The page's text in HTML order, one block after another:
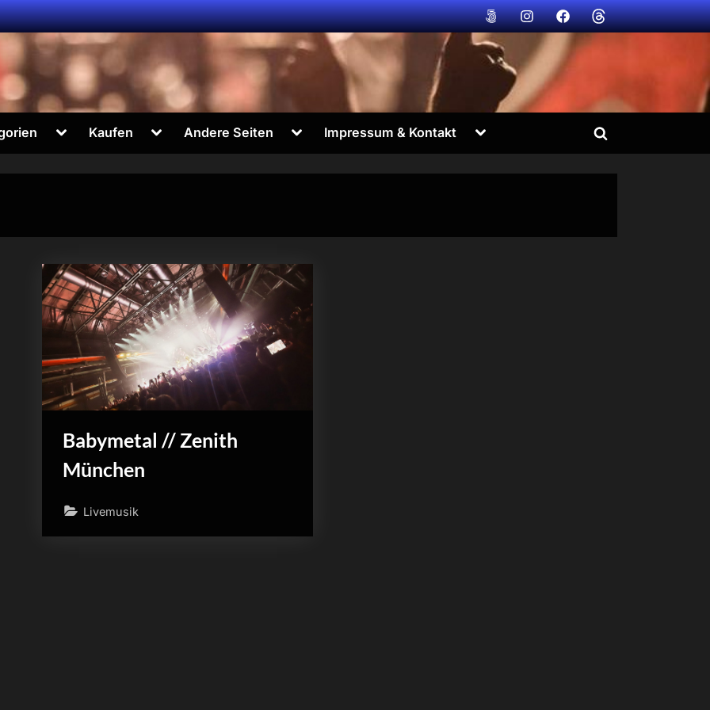
Bildvogt
@
500px
Bildvogt
@
instagram
Bildvogt
@
facebook
Bildvogt
@
Toggle
menu
Kaufen
Toggle
menu
Andere Seiten
Toggle
menu
Impressum & Kontakt
Toggle
menu
Toggle
Babymetal // Zenith
München
Livemusik